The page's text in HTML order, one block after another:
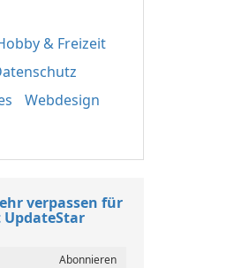
& Freizeit
Webdesign
verpassen für